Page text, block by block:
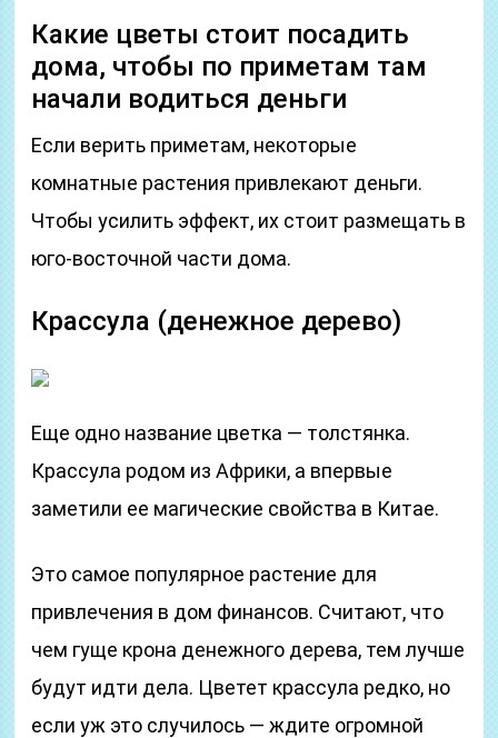
Какие цветы стоит посадить
дома, чтобы по приметам там
начали водиться деньги
Если верить приметам, некоторые
комнатные растения привлекают деньги.
Чтобы усилить эффект, их стоит размещать в
юго-восточной части дома.
Крассула (денежное дерево)
Еще одно название цветка — толстянка.
Крассула родом из Африки, а впервые
заметили ее магические свойства в Китае.
Это самое популярное растение для
привлечения в дом финансов. Считают, что
чем гуще крона денежного дерева, тем лучше
будут идти дела. Цветет крассула редко, но
если уж это случилось — ждите огромной